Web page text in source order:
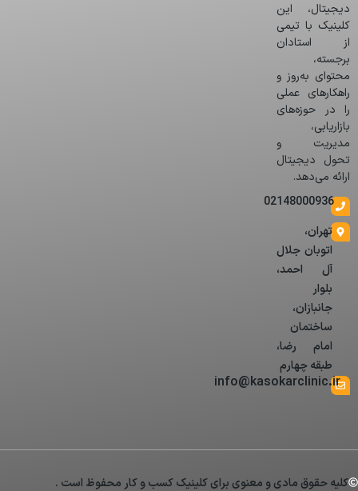
دیجیتال، این
کلینیک با تیمی
از استادان
برجسته،
محتوای به‌روز و
راهکارهای عملی
را در حوزه‌های
بازاریابی،
مدیریت و
تحول دیجیتال
ارائه می‌دهد.
02148000936
تهران،
اتوبان جلال
آل احمد،
بلوار
جانبازان،
ساختمان
امام رضا،
طبقه چهارم
info@kasokarclinic.ir
کلیه حقوق مادی و معنوی برای کلینیک کسب و کار محفوظ است .